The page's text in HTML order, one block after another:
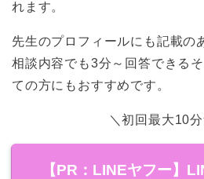
れます。
先生のプロフィールにも記載の
相談内容でも3分～回答できる
ての方にもおすすめです。
＼初回最大10
【PR：LINEヤフー】